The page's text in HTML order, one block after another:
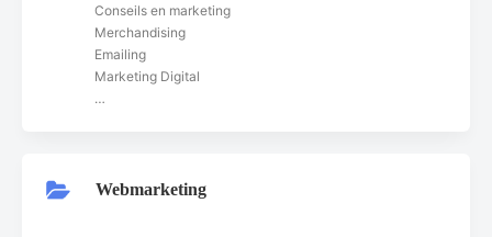
Conseils en marketing
Merchandising
Emailing
Marketing Digital
…
Webmarketing